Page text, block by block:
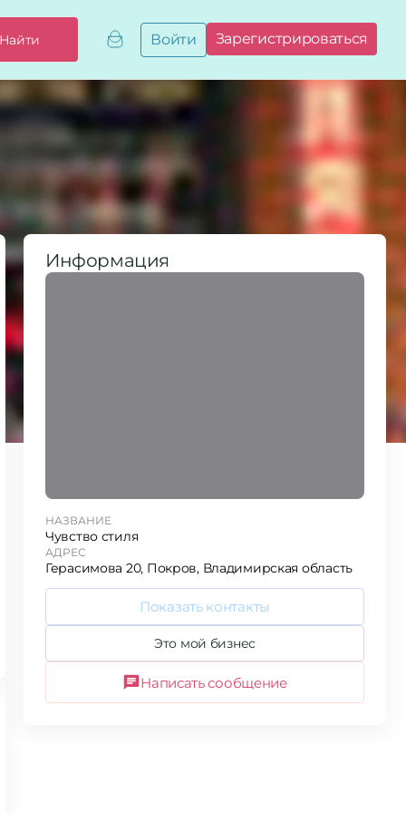
Найти
Добавить,
привязать
бизнес
Мой
бизнес
Запросы
на привязку
Сертификаты
Войти Зарегистрироваться
Информация
НАЗВАНИЕ
Чувство стиля
АДРЕС
Герасимова 20, Покров, Владимирская область
Показать контакты
Это мой бизнес
Написать сообщение